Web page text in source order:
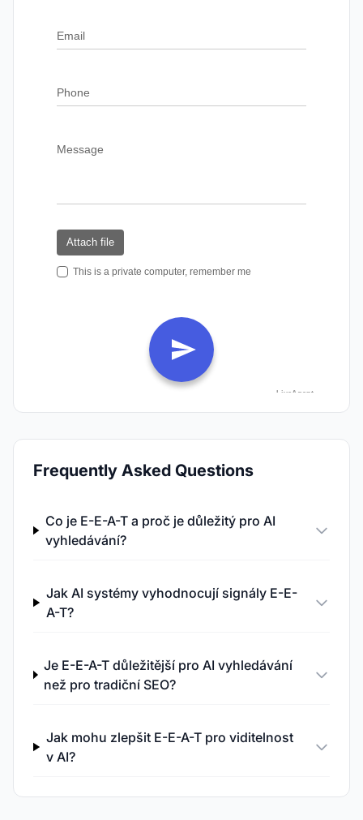
Frequently Asked Questions
Co je E-E-A-T a proč je důležitý pro AI
vyhledávání?
Jak AI systémy vyhodnocují signály E-E-
A-T?
Je E-E-A-T důležitější pro AI vyhledávání
než pro tradiční SEO?
Jak mohu zlepšit E-E-A-T pro viditelnost
v AI?